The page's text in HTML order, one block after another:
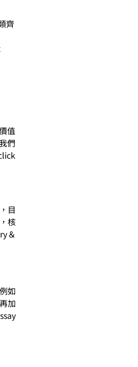
齊
值
們
目
核
＆
如
加